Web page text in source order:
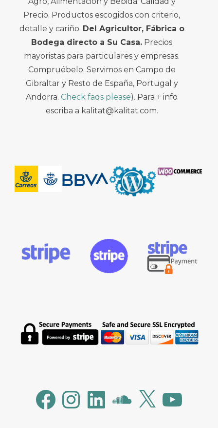
Precio. Productos escogidos con criterio,
detalle y cariño. Del Agricultor, Fábrica o
Bodega directo a Su Casa. Precios
mayoristas para particulares y empresas.
Compruébelo. Servimos en Campo de
Gibraltar y Resto de España, Portugal y
Andorra. Check faqs please). Para + info
escriba a kalitat@kalitat.com.
FacebookInstagramLinkedInSoundCloud
X YouTube